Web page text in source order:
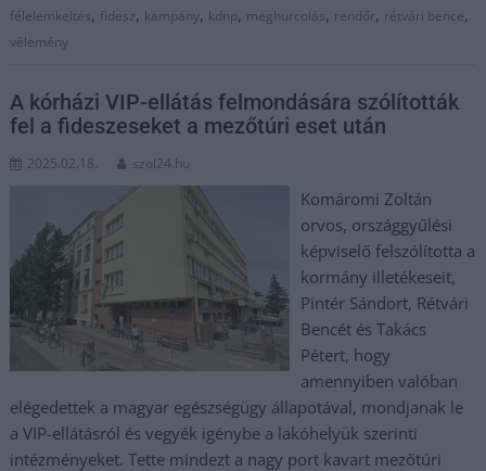
félelemkeltés, fidesz, kampány, kdnp, meghurcolás, rendőr, rétvári bence,
vélemény
A kórházi VIP-ellátás felmondására szólították
fel a fideszeseket a mezőtúri eset után
2025.02.18. szol24.hu
Komáromi Zoltán
orvos, országgyűlési
képviselő felszólította a
kormány illetékeseit,
Pintér Sándort, Rétvári
Bencét és Takács
Pétert, hogy
amennyiben valóban
elégedettek a magyar egészségügy állapotával, mondjanak le
a VIP-ellátásról és vegyék igénybe a lakóhelyük szerinti
intézményeket. Tette mindezt a nagy port kavart mezőtúri